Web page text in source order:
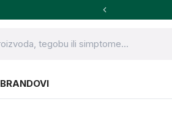
BRANDOVI